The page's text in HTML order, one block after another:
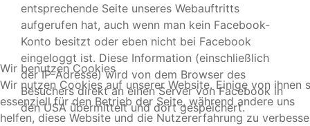
entsprechende Seite unseres Webauftritts
aufgerufen hat, auch wenn man kein Facebook-
Konto besitzt oder eben nicht bei Facebook
eingeloggt ist. Diese Information (einschließlich
der IP-Adresse) wird von dem Browser des
Besuchers direkt an einen Server von Facebook in
den USA übermittelt und dort gespeichert.
Wir benutzen Cookies
Wir nutzen Cookies auf unserer Website. Einige von ihnen
essenziell für den Betrieb der Seite, während andere uns
helfen, diese Website und die Nutzererfahrung zu